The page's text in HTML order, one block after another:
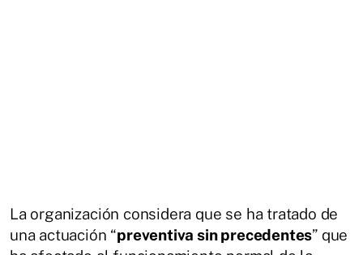
La organización considera que se ha tratado de
una actuación “preventiva sin precedentes” que